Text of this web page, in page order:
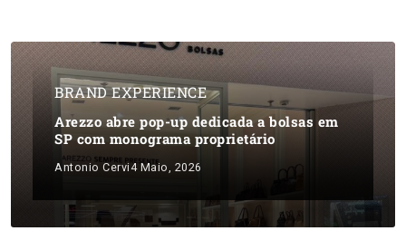
BRAND EXPERIENCE
Arezzo abre pop-up dedicada a bolsas em
SP com monograma proprietário
Antonio Cervi4 Maio, 2026